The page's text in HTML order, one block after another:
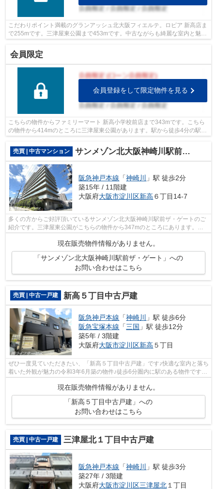
こだわりポイント満載のグランアッシュ北大阪フィエルテ。ロピア 新高店ま
で255mです。三津屋東公園まで453mです。中古ながらも綺麗な室内と魅力
的な住環境のマンションです。不動産を...
会員限定
会員登録をして限定物件を見る
こちらの物件からファミリーマート 新高小学校前店まで343mです。こちら
の物件から414mのところに三津屋東公園があります。駅から徒歩4分の駅近
物件です。
売買 | 中古マンション
サンメゾン北大阪神崎川駅前ザ・ゲート
阪急神戸本線 「神崎川
」駅 徒歩2分
築15年 / 11階建
大阪府大阪市淀川区新高 ６丁目14-7
多くの方からご好評頂いているサンメゾン北大阪神崎川駅前ザ・ゲートのご
紹介です。三津屋東公園がこちらの物件から347mのところにあります。こ
ちらの物件から153mのところに淀川警察...
現在販売物件情報がありません。
「サンメゾン北大阪神崎川駅前ザ・ゲート」への
お問い合わせはこちら
売買 | 中古一戸建 新高５丁目中古戸建
阪急神戸本線 「神崎川
」駅 徒歩6分
阪急宝塚本線 「三国 」駅 徒歩12分
築5年 / 3階建
大阪府大阪市淀川区新高 ５丁目
ぜひ一度見ていただきたい、「新高５丁目中古戸建」です♪快適な室内と落ち
着いた外観が魅力の令和3年6月築の物件♪徒歩6分圏内に駅のある物件です♪
日当たりを重視している方に適した南...
現在販売物件情報がありません。
「新高５丁目中古戸建」への
お問い合わせはこちら
売買 | 中古一戸建 三津屋北１丁目中古戸建
阪急神戸本線 「神崎川
」駅 徒歩3分
築27年 / 3階建
大阪府大阪市淀川区三津屋北 １丁目